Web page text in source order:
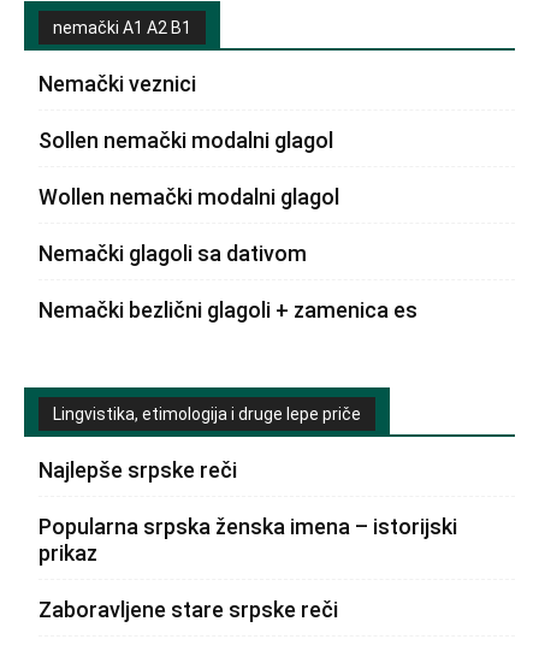
nemački A1 A2 B1
Nemački veznici
Sollen nemački modalni glagol
Wollen nemački modalni glagol
Nemački glagoli sa dativom
Nemački bezlični glagoli + zamenica es
Lingvistika, etimologija i druge lepe priče
Najlepše srpske reči
Popularna srpska ženska imena – istorijski
prikaz
Zaboravljene stare srpske reči